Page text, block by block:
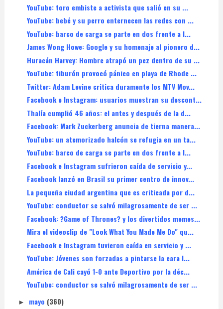
YouTube: toro embiste a activista que salió en su ...
YouTube: bebé y su perro enternecen las redes con ...
YouTube: barco de carga se parte en dos frente a l...
James Wong Howe: Google y su homenaje al pionero d...
Huracán Harvey: Hombre atrapó un pez dentro de su ...
YouTube: tiburón provocó pánico en playa de Rhode ...
Twitter: Adam Levine critica duramente los MTV Mov...
Facebook e Instagram: usuarios muestran su descont...
Thalía cumplió 46 años: el antes y después de la d...
Facebook: Mark Zuckerberg anuncia de tierna manera...
YouTube: un atemorizado halcón se refugia en un ta...
YouTube: barco de carga se parte en dos frente a l...
Facebook e Instagram sufrieron caída de servicio y...
Facebook lanzó en Brasil su primer centro de innov...
La pequeña ciudad argentina que es criticada por d...
YouTube: conductor se salvó milagrosamente de ser ...
Facebook: ?Game of Thrones? y los divertidos memes...
Mira el videoclip de "Look What You Made Me Do" qu...
Facebook e Instagram tuvieron caída en servicio y ...
YouTube: Jóvenes son forzadas a pintarse la cara l...
América de Cali cayó 1-0 ante Deportivo por la déc...
YouTube: conductor se salvó milagrosamente de ser ...
► mayo (360)